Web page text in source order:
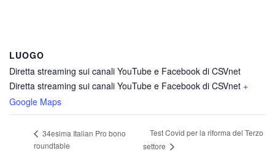
LUOGO
Diretta streaming sui canali YouTube e Facebook di CSVnet
Diretta streaming sui canali YouTube e Facebook di CSVnet +
Google Maps
34esima Italian Pro bono
roundtable
Test Covid per la riforma del Terzo
settore